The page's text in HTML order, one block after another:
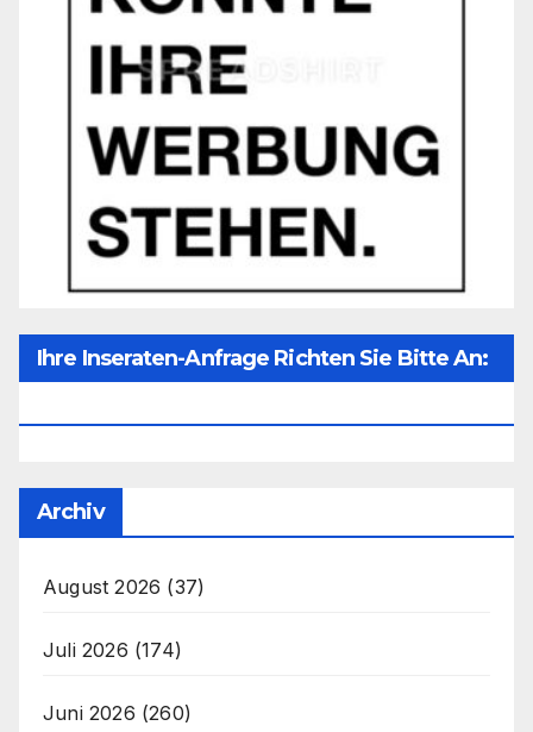
Ihre Inseraten-Anfrage Richten Sie Bitte An:
Archiv
August 2026 (37)
Juli 2026 (174)
Juni 2026 (260)